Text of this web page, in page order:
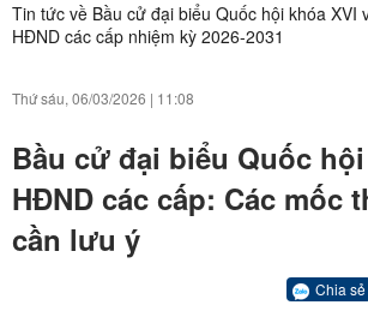
Tin tức về Bầu cử đại biểu Quốc hội khóa XVI
HĐND các cấp nhiệm kỳ 2026-2031
Thứ sáu, 06/03/2026 | 11:08
Bầu cử đại biểu Quốc
HĐND các cấp: Các mốc
cần lưu ý
Chia sẻ